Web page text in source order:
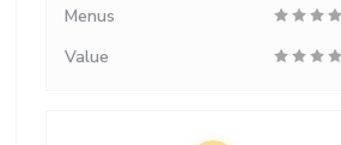
Menus
Value